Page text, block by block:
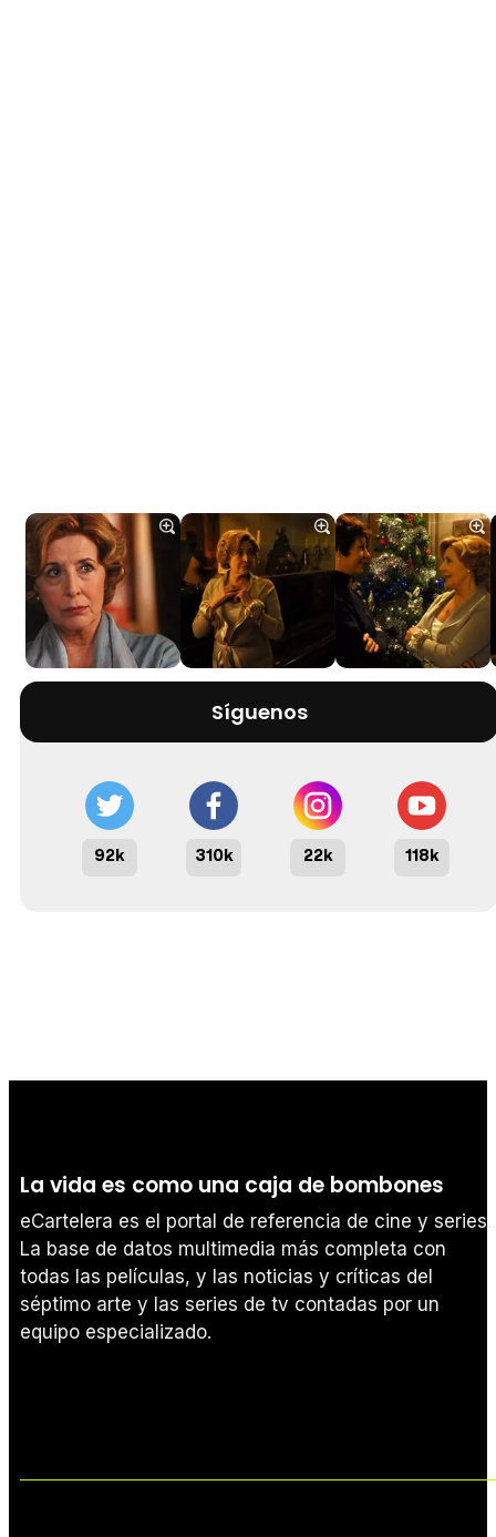
Síguenos
92k 310k 22k 118k
La vida es como una caja de bombones
eCartelera es el portal de referencia de cine y series.
La base de datos multimedia más completa con
todas las películas, y las noticias y críticas del
séptimo arte y las series de tv contadas por un
equipo especializado.